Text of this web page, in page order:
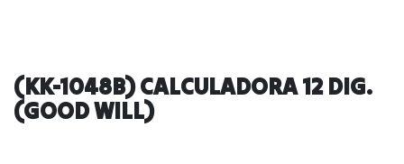
(KK-1048B) CALCULADORA 12 DIG.
(GOOD WILL)